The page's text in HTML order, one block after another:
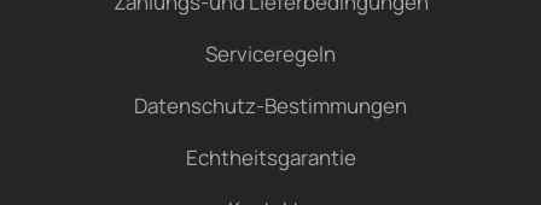
Serviceregeln
Datenschutz-Bestimmungen
Echtheitsgarantie